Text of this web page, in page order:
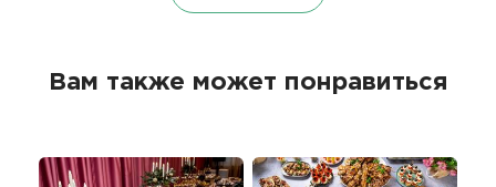
Вам также может понравиться